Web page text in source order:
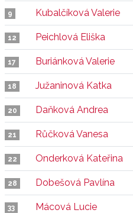
9 Kubalčíková Valerie
12 Peichlová Eliška
17 Buriánková Valerie
18 Južaninová Katka
20 Daňková Andrea
21 Růčková Vanesa
22 Onderková Kateřina
28 Dobešová Pavlína
33 Mácová Lucie